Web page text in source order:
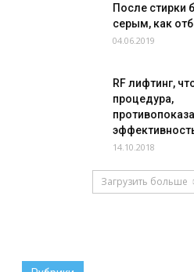
После стирки
серым, как
04.06.2019
RF лифтинг,
процедура,
14.10.2018
Загрузить больше